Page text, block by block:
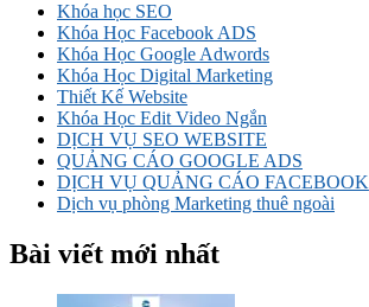
Khóa học SEO
Khóa Học Facebook ADS
Khóa Học Google Adwords
Khóa Học Digital Marketing
Thiết Kế Website
Khóa Học Edit Video Ngắn
DỊCH VỤ SEO WEBSITE
QUẢNG CÁO GOOGLE ADS
DỊCH VỤ QUẢNG CÁO FACEBOOK
Dịch vụ phòng Marketing thuê ngoài
Bài viết mới nhất